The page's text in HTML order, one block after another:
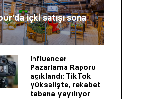
içki satışı sona
Influencer
Pazarlama Raporu
açıklandı: TikTok
yükselişte, rekabet
tabana yayılıyor